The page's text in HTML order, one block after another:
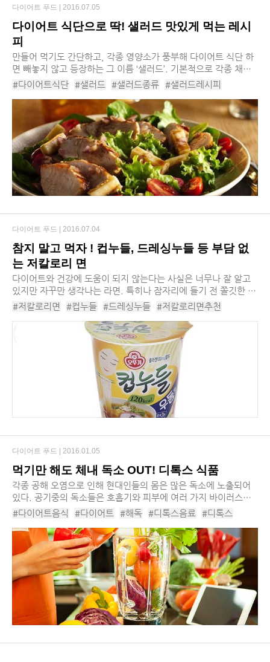
다이어트 식단으로 딱! 샐러드 맛있게 먹는 레시
피
만들어 먹기도 간단하고, 각종 영양소가 풍부해 다이어트 식단 하
면 빼놓지 않고 등장하는 그 이름 ‘샐러드’. 기본적으로 각종 채소
와 함께 취향에 따라 다양한 식 재료들을 첨가해 먹을 수 있으며,
#다이어트식단 #샐러드 #샐러드종류 #샐러드레시피
#다양한샐러드
다이어트 푸드 | 2016.07.05
참지 말고 먹자 ! 컵누들, 드레싱누들 등 부담 없
는 저칼로리 면
다이어트와 건강에 도움이 되지 않는다는 사실은 너무나 잘 알고
있지만 자꾸만 생각나는 라면. 특히나 잠자리에 들기 전 쫄깃한 면
발과 얼큰한 국물이 환상을 이루는 라면 야식의 유혹은 뿌리치기
#저칼로리면 #컵누들 #드레싱누들 #저칼로리면추천
#풀무원 #오뚜기
다이어트 푸드 | 2016.07.04
먹기만 해도 체내 독소 OUT! 디톡스 식품
각종 공해 오염으로 인해 현대인들의 몸은 많은 독소에 노출되어
있다. 공기중의 독소들은 호흡기와 피부에 여러 가지 바이러스나
미세먼지 형태로 체내에 침투하며, 인스턴트나 화학조미료가 첨가
#다이어트음식 #다이어트 #해독 #디톡스음료
#디톡스
#레몬디톡스
다이어트 푸드 | 2016.01.05